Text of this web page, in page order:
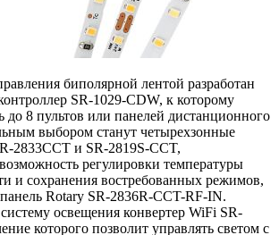
биполярной лентой разработан
SR-1029-CDW, к которому
8 пультов или панелей дистанционного
выбором станут четырехзонные
2833CCT и SR-2819S-CCT,
регулировки температуры
и сохранения востребованных режимов,
Rotary SR-2836R-CCT-RF-IN.
освещения конвертер WiFi SR-
которого позволит управлять светом с